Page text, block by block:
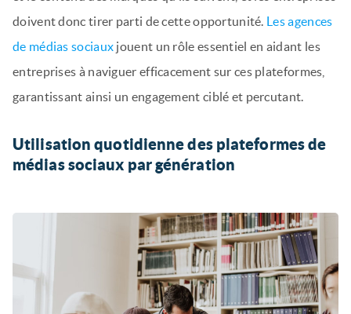
doivent donc tirer parti de cette opportunité. Les agences
de médias sociaux jouent un rôle essentiel en aidant les
entreprises à naviguer efficacement sur ces plateformes,
garantissant ainsi un engagement ciblé et percutant.
Utilisation quotidienne des plateformes de
médias sociaux par génération